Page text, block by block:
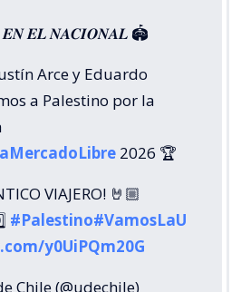
𝑬𝑵 𝑬𝑳 𝑵𝑨𝑪𝑰𝑶𝑵𝑨𝑳 🏟️
Arce y Eduardo
a Palestino por la
2026 🏆
VIAJERO! 🤘🏼
#Palestino#VamosLaU
y0UiPQm20G
Chile (@udechile)